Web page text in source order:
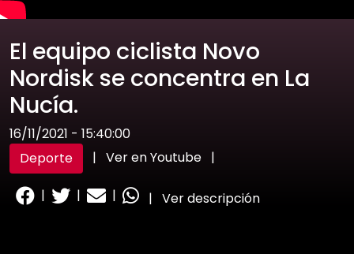
El equipo ciclista Novo
Nordisk se concentra en La
Nucía.
16/11/2021 - 15:40:00
Deporte
| Ver en Youtube |
| | | | Ver descripción